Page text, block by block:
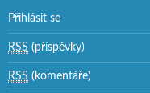
Přihlásit se
RSS (příspěvky)
RSS (komentáře)